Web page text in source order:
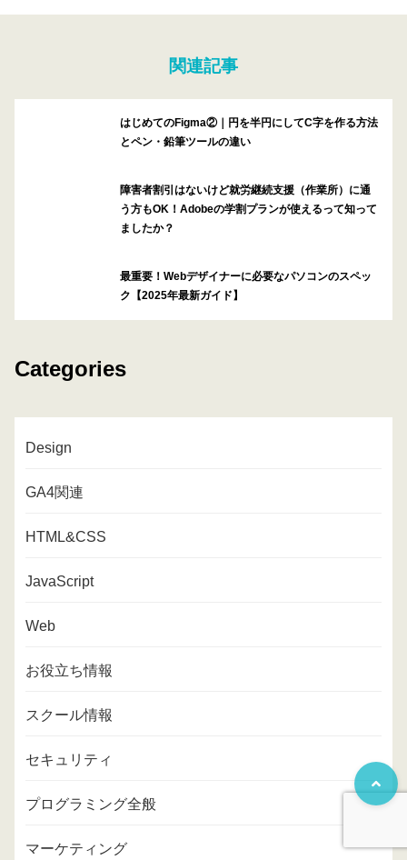
関連記事
はじめてのFigma②｜円を半円にしてC字を作る方法
とペン・鉛筆ツールの違い
障害者割引はないけど就労継続支援（作業所）に通
う方もOK！Adobeの学割プランが使えるって知って
ましたか？
最重要！Webデザイナーに必要なパソコンのスペッ
ク【2025年最新ガイド】
Categories
Design
GA4関連
HTML&CSS
JavaScript
Web
お役立ち情報
スクール情報
セキュリティ
プログラミング全般
マーケティング